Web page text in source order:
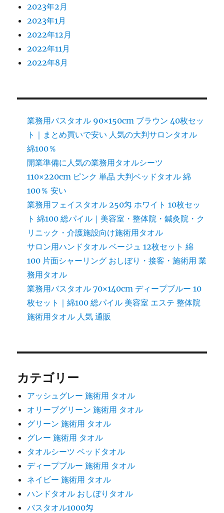
2023年2月
2023年1月
2022年12月
2022年11月
2022年8月
業務用バスタオル 90×150cm ブラウン 40枚セッ
ト｜まとめ買いで安い 人気の大判サロンタオル
綿100％
開業準備に人気の業務用タオルシーツ
110×220cm ピンク 単品 大判ベッドタオル 綿
100％ 安い
業務用フェイスタオル 250匁 ホワイト 10枚セッ
ト 綿100 総パイル｜美容室・整体院・鍼灸院・ク
リニック・介護施設向け施術用タオル
サロン用ハンドタオル ベージュ 12枚セット 綿
100 片面シャーリング おしぼり・接客・施術用 業
務用タオル
業務用バスタオル 70×140cm ディープブルー 10
枚セット｜綿100 総パイル 美容室 エステ 整体院
施術用タオル 人気 通販
カテゴリー
アッシュグレー 施術用 タオル
オリーブグリーン 施術用 タオル
グリーン 施術用 タオル
グレー 施術用 タオル
タオルシーツ ベッドタオル
ディープブルー 施術用 タオル
ネイビー 施術用 タオル
ハンドタオル おしぼりタオル
バスタオル1000匁